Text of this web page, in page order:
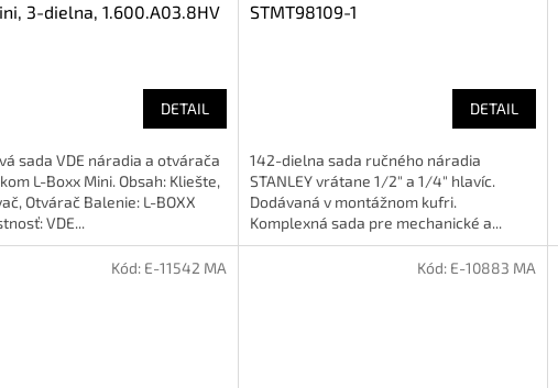
3-dielna, 1.600.A03.8HV
DETAIL
sada VDE náradia a otvárača
L-Boxx Mini. Obsah: Kliešte,
Otvárač Balenie: L-BOXX
VDE...
STMT98109-1
DETAIL
142-dielna sada ručného náradia
STANLEY vrátane 1/2" a 1/4" hlavíc.
Dodávaná v montážnom kufri.
Komplexná sada pre mechanické a...
Kód: E-11542 MA Kód: E-10883 MA